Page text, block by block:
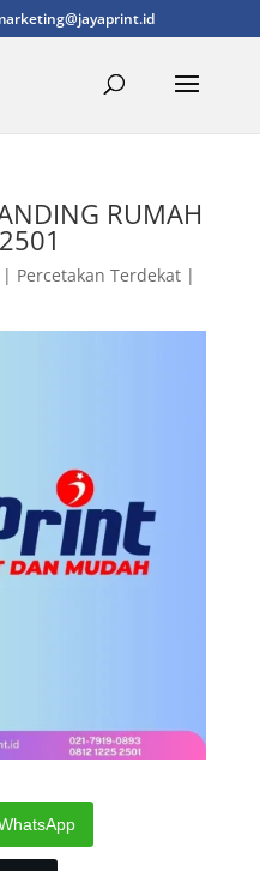
RUMAH
Percetakan Terdekat|